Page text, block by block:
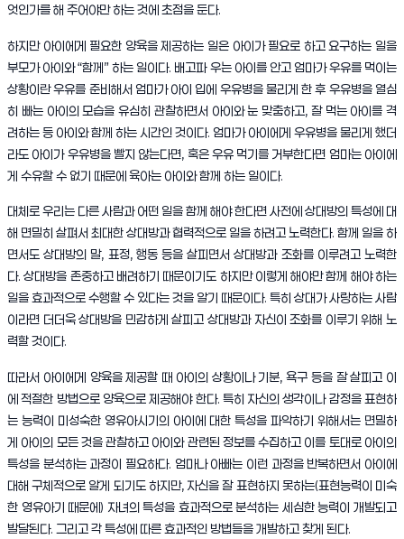
엇인가를 해 주어야만 하는 것에 초점을 둔다.
하지만 아이에게 필요한 양육을 제공하는 일은 아이가 필요로 하고 요구하는 일을
부모가 아이와 “함께” 하는 일이다. 배고파 우는 아이를 안고 엄마가 우유를 먹이는
상황이란 우유를 준비해서 엄마가 아이 입에 우유병을 물리게 한 후 우유병을 열심
히 빠는 아이의 모습을 유심히 관찰하면서 아이와 눈 맞춤하고, 잘 먹는 아이를 격
려하는 등 아이와 함께 하는 시간인 것이다. 엄마가 아이에게 우유병을 물리게 했더
라도 아이가 우유병을 빨지 않는다면, 혹은 우유 먹기를 거부한다면 엄마는 아이에
게 수유할 수 없기 때문에 육아는 아이와 함께 하는 일이다.
대체로 우리는 다른 사람과 어떤 일을 함께 해야 한다면 사전에 상대방의 특성에 대
해 면밀히 살펴서 최대한 상대방과 협력적으로 일을 하려고 노력한다. 함께 일을 하
면서도 상대방의 말, 표정, 행동 등을 살피면서 상대방과 조화를 이루려고 노력한
다. 상대방을 존중하고 배려하기 때문이기도 하지만 이렇게 해야만 함께 해야 하는
일을 효과적으로 수행할 수 있다는 것을 알기 때문이다. 특히 상대가 사랑하는 사람
이라면 더더욱 상대방을 민감하게 살피고 상대방과 자신이 조화를 이루기 위해 노
력할 것이다.
따라서 아이에게 양육을 제공할 때 아이의 상황이나 기분, 욕구 등을 잘 살피고 이
에 적절한 방법으로 양육으로 제공해야 한다. 특히 자신의 생각이나 감정을 표현하
는 능력이 미성숙한 영유아시기의 아이에 대한 특성을 파악하기 위해서는 면밀하
게 아이의 모든 것을 관찰하고 아이와 관련된 정보를 수집하고 이를 토대로 아이의
특성을 분석하는 과정이 필요하다. 엄마나 아빠는 이런 과정을 반복하면서 아이에
대해 구체적으로 알게 되기도 하지만, 자신을 잘 표현하지 못하는(표현능력이 미숙
한 영유아기 때문에) 자녀의 특성을 효과적으로 분석하는 세심한 능력이 개발되고
발달된다. 그리고 각 특성에 따른 효과적인 방법들을 개발하고 찾게 된다.